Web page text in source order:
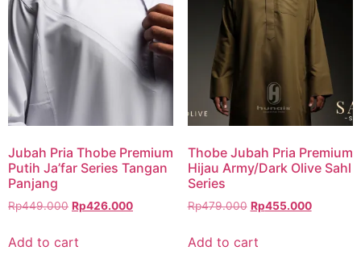
Jubah Pria Thobe Premium
Putih Ja’far Series Tangan
Panjang
Rp449.000 Rp426.000
Add to cart
Thobe Jubah Pria Premium
Hijau Army/Dark Olive Sahl
Series
Rp479.000 Rp455.000
Add to cart